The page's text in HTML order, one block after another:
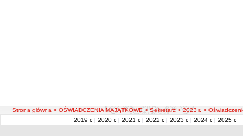
ścieżka nawigacji
Strona główna > OŚWIADCZENIA MAJĄTKOWE > Sekretarz > 2023 r. >
2019 r. | 2020 r. | 2021 r. | 2022 r. | 2023 r. | 2024 r. | 2025 r.